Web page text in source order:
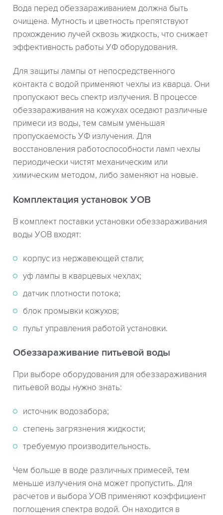
Вода перед обеззараживанием должна быть
очищена. Мутность и цветность препятствуют
прохождению лучей сквозь жидкость, что снижает
эффективность работы УФ оборудования.
Для защиты лампы от непосредственного
контакта с водой применяют чехлы из кварца. Они
пропускают весь спектр излучения. В процессе
обеззараживания на кожухах оседают различные
примеси из воды, тем самым уменьшая
пропускаемость УФ излучения. Для
восстановления работоспособности ламп чехлы
периодически чистят механическим или
химическим методом, либо заменяют на новые.
Комплектация установок УОВ
В комплект поставки установки обеззараживания
воды УОВ входят:
корпус из нержавеющей стали;
уф лампы в кварцевых чехлах;
датчик плотности потока;
блок промывки кожухов;
пульт управления работой установки.
Обеззараживание питьевой воды
При выборе оборудования для обеззараживания
питьевой воды нужно знать:
источник водозабора;
степень загрязнения жидкости;
требуемую производительность.
Чем больше в воде различных примесей, тем
меньше излучения она может пропустить. Для
расчетов и выбора УОВ применяют коэффициент
поглощения спектра водой. Он находится в